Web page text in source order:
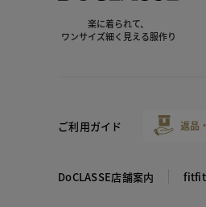
楽に着られて、
ワンサイズ細く見える服作り
ご利用ガイド 返品
DoCLASSE店舗案内 fitfit